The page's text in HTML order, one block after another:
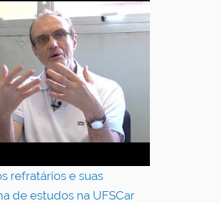
refratários e suas
de estudos na UFSCar